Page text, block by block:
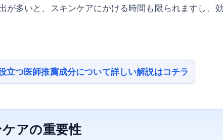
が多いと、スキンケアにかける時間も限られますし、
立つ医師推薦成分について詳しい解説はコチラ
アの重要性